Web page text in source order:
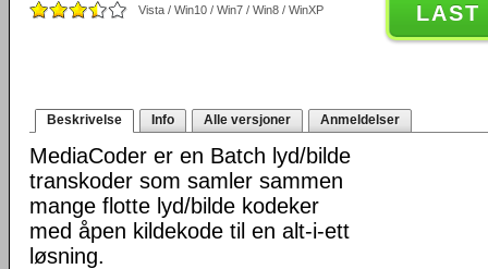
Vista / Win10 / Win7 / Win8 / WinXP LAST
Beskrivelse Info Alle versjoner Anmeldelser
MediaCoder er en Batch lyd/bilde
transkoder som samler sammen
mange flotte lyd/bilde kodeker
med åpen kildekode til en alt-i-ett
løsning.